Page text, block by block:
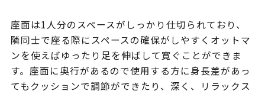
座面は1人分のスペースがしっかり仕切られており、
隣同士で座る際にスペースの確保がしやすくオットマ
ンを使えばゆったり足を伸ばして寛ぐことができま
す。座面に奥行があるので使用する方に身長差があっ
てもクッションで調節ができたり、深く、リラックス